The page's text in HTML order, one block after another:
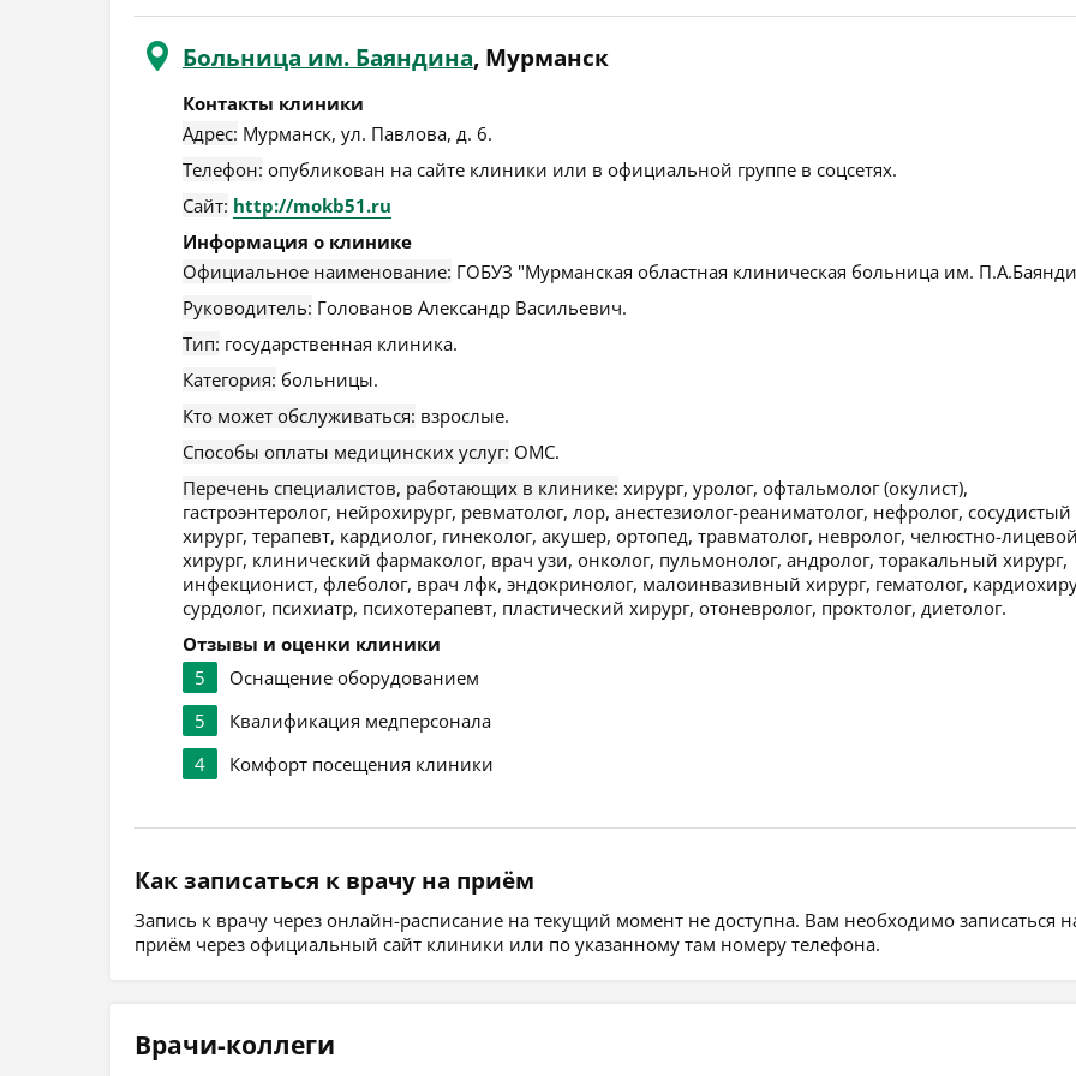
Больница им. Баяндина, Мурманск
Контакты клиники
Адрес: Мурманск, ул. Павлова, д. 6.
Телефон: опубликован на сайте клиники или в официальной группе в соцсетях.
Сайт: http://mokb51.ru
Информация о клинике
Официальное наименование: ГОБУЗ "Мурманская областная клиническая больница им.
Руководитель: Голованов Александр Васильевич.
Тип: государственная клиника.
Категория: больницы.
Кто может обслуживаться: взрослые.
Способы оплаты медицинских услуг: ОМС.
Перечень специалистов, работающих в клинике: хирург, уролог, офтальмолог (окулист),
гастроэнтеролог, нейрохирург, ревматолог, лор, анестезиолог-реаниматолог, нефролог, сосудистый
хирург, терапевт, кардиолог, гинеколог, акушер, ортопед, травматолог, невролог, челюстно-лицевой
хирург, клинический фармаколог, врач узи, онколог, пульмонолог, андролог, торакальный хирург,
инфекционист, флеболог, врач лфк, эндокринолог, малоинвазивный хирург, гематолог,
сурдолог, психиатр, психотерапевт, пластический хирург, отоневролог, проктолог, диетолог.
Отзывы и оценки клиники
5
Оснащение оборудованием
5
Квалификация медперсонала
4
Комфорт посещения клиники
Как записаться к врачу на приём
Запись к врачу через онлайн-расписание на текущий момент не доступна. Вам необходимо записаться
приём через официальный сайт клиники или по указанному там номеру телефона.
Врачи-коллеги